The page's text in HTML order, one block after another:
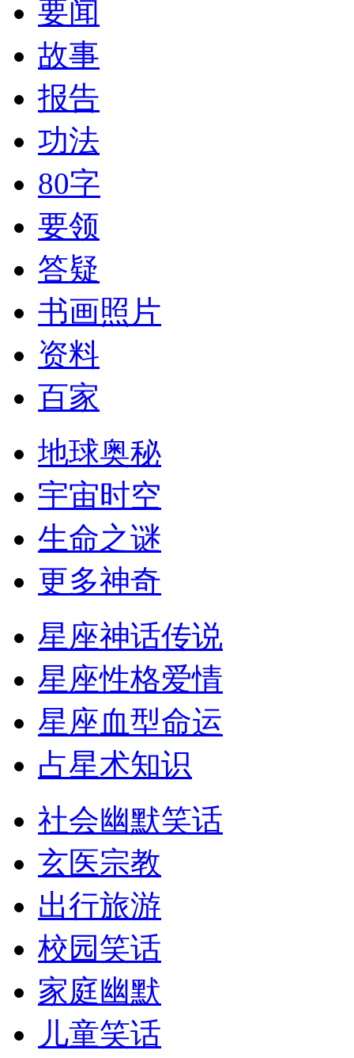
要闻
故事
报告
功法
80字
要领
答疑
书画照片
资料
百家
地球奥秘
宇宙时空
生命之谜
更多神奇
星座神话传说
星座性格爱情
星座血型命运
占星术知识
社会幽默笑话
玄医宗教
出行旅游
校园笑话
家庭幽默
儿童笑话